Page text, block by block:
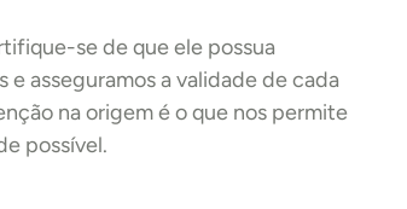
se de que ele possua
asseguramos a validade de cada
na origem é o que nos permite
possível.